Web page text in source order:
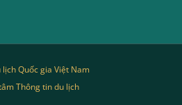
Quốc gia Việt Nam
Thông tin du lịch